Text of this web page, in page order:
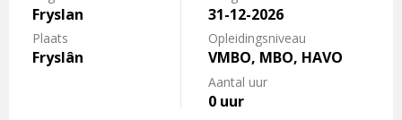
Fryslan
Plaats
Fryslân
31-12-2026
Opleidingsniveau
VMBO, MBO, HAVO
Aantal uur
0 uur